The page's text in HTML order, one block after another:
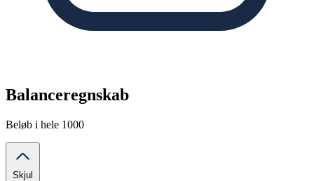
Balanceregnskab
Beløb i hele 1000
Skjul